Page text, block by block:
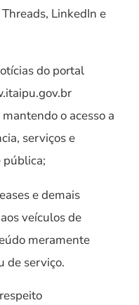
LinkedIn e
do portal
o acesso a
serviços e
pública;
e demais
veículos de
meramente
de serviço.